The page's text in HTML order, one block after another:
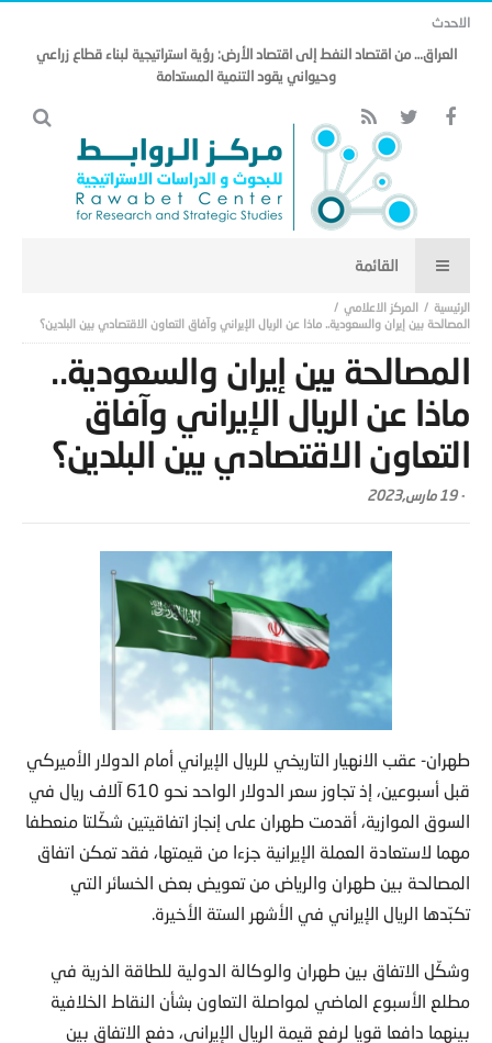
الاحدث
العراق… من اقتصاد النفط إلى اقتصاد الأرض: رؤية استراتيجية لبناء قطاع زراعي
وحيواني يقود التنمية المستدامة
المركز الاعلامي
المصالحة بين إيران والسعودية.. ماذا عن الريال الإيراني وآفاق التعاون الاقتصادي بين البلدين؟
المصالحة بين إيران والسعودية..
ماذا عن الريال الإيراني وآفاق
التعاون الاقتصادي بين البلدين؟
-19 مارس,2023
طهران- عقب الانهيار التاريخي للريال الإيراني أمام الدولار الأميركي
قبل أسبوعين، إذ تجاوز سعر الدولار الواحد نحو 610 آلاف ريال في
السوق الموازية، أقدمت طهران على إنجاز اتفاقيتين شكّلتا منعطفا
مهما لاستعادة العملة الإيرانية جزءا من قيمتها، فقد تمكن اتفاق
المصالحة بين طهران والرياض من تعويض بعض الخسائر التي
تكبّدها الريال الإيراني في الأشهر الستة الأخيرة.
وشكّل الاتفاق بين طهران والوكالة الدولية للطاقة الذرية في
مطلع الأسبوع الماضي لمواصلة التعاون بشأن النقاط الخلافية
بينهما دافعا قويا لرفع قيمة الريال الإيراني، دفع الاتفاق بين